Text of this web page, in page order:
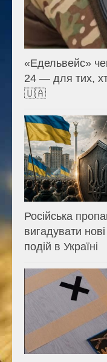
«Едельвейс»
24 — для тих,
🇺🇦
Російська
вигадувати нові
подій в Україні